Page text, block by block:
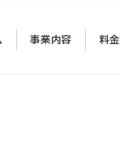
事業内容 料金